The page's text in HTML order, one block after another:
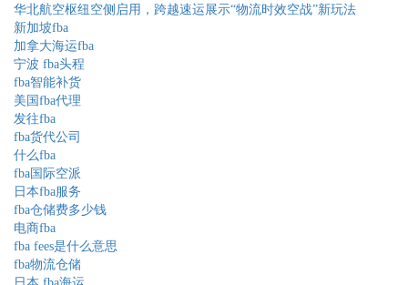
华北航空枢纽空侧启用，跨越速运展示“物流时效空战”新玩法
新加坡fba
加拿大海运fba
宁波 fba头程
fba智能补货
美国fba代理
发往fba
fba货代公司
什么fba
fba国际空派
日本fba服务
fba仓储费多少钱
电商fba
fba fees是什么意思
fba物流仓储